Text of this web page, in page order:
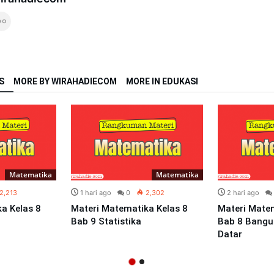
MORE BY WIRAHADIECOM MORE IN EDUKASI
Matematika
2,213
Kelas 8
Matematika
1 hari ago 0 2,302
Materi Matematika Kelas 8
Bab 9 Statistika
2 hari ago
Materi
Bab 8
Datar